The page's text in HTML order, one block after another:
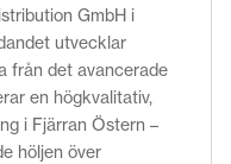
GmbH i
utvecklar
från det avancerade
en högkvalitativ,
i Fjärran Östern –
höljen över